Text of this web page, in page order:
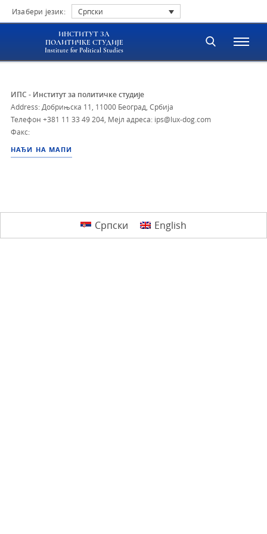
Изабери језик: Српски
ИНСТИТУТ ЗА
ПОЛИТИЧКЕ СТУДИЈЕ
Institute for Political Studies
ИПС - Институт за политичке студије
Address: Добрињска 11, 11000 Београд, Србија
Телефон +381 11 33 49 204 Мејл адреса: ips@lux-dog.com
Факс:
НАЂИ НА МАПИ
Српски English